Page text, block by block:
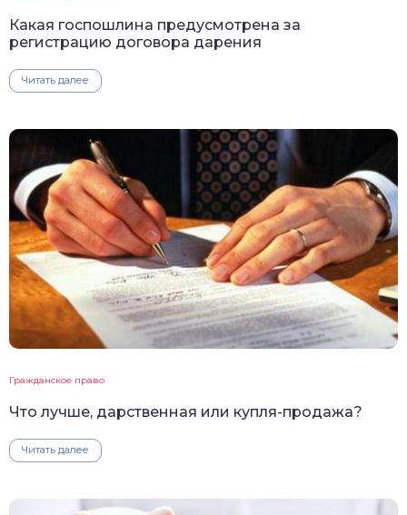
Какая госпошлина предусмотрена за
регистрацию договора дарения
Читать далее
Гражданское право
Что лучше, дарственная или купля-продажа?
Читать далее